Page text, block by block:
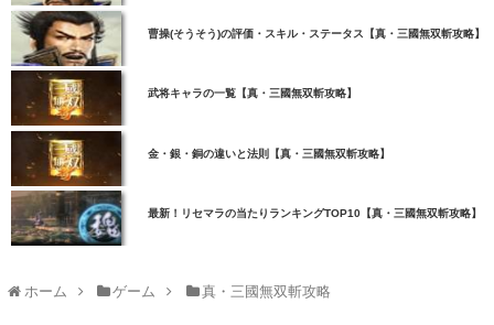
曹操(そうそう)の評価・スキル・ステータス【真・三國無双斬攻略】
武将キャラの一覧【真・三國無双斬攻略】
金・銀・銅の違いと法則【真・三國無双斬攻略】
最新！リセマラの当たりランキングTOP10【真・三國無双斬攻略】
ホーム ゲーム 真・三國無双斬攻略